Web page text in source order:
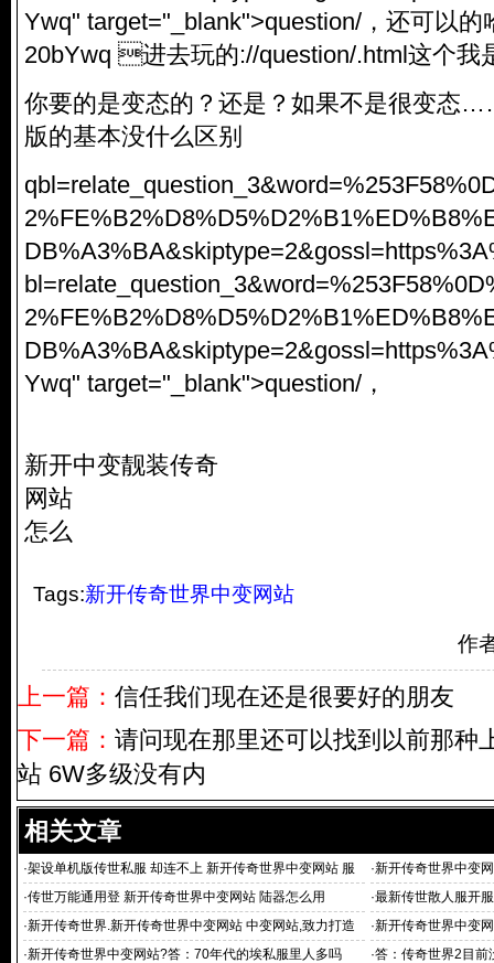
Ywq" target="_blank">question/，还可以的
20bYwq 进去玩的://question/.html这个我
你要的是变态的？还是？如果不是很变
版的基本没什么区别
Ywq" target="_blank">question/，
新开中变靓装传奇
网站
怎么
Tags:新开传奇世界中变网站
作
上一篇： 信任我们现在还是很要好的朋友
下一篇： 请问现在那里还可以找到以前那种
站 6W多级没有内
相关文章
·架设单机版传世私服 却连不上 新开传奇世界中变网站 服
务器 求大侠帮忙
·新开传奇世界中变
7）处提
·传世万能通用登 新开传奇世界中变网站 陆器怎么用 ·最新传世散人服开
·新开传奇世界.新开传奇世界中变网站 中变网站,致力打造
最大最全的
·新开传奇世界中变
中变网站 相
·新开传奇世界中变网站?答：70年代的埃私服里人多吗 ·答：传奇世界2目前